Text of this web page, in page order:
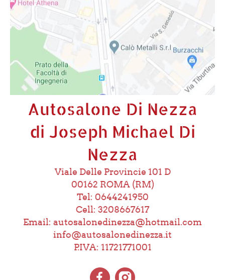
Autosalone Di Nezza
di Joseph Michael Di
Nezza
Viale Delle Provincie 101 D
00162 ROMA (RM)
Tel: 0644241950
Cell: 3208667617
Email: autosalonedinezza@hotmail.com
info@autosalonedinezza.it
P.IVA: 11721771001